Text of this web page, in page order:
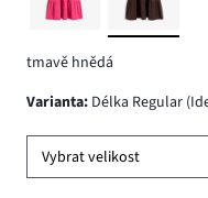
tmavě hnědá
varianta: Délka Regular
Vybrat velikost